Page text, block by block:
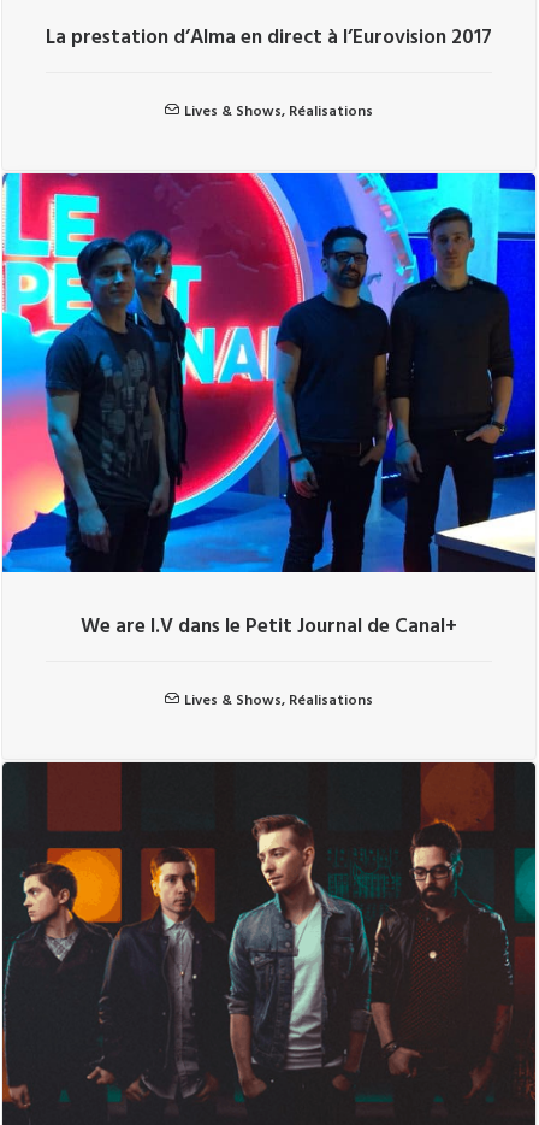
La prestation d’Alma en direct à l’Eurovision 2017
Lives & Shows, Réalisations
We are I.V dans le Petit Journal de Canal+
Lives & Shows, Réalisations